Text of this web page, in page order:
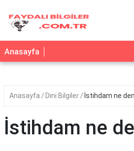
Anasayfa
Anasayfa Dini Bilgiler İstihdam ne
İstihdam ne